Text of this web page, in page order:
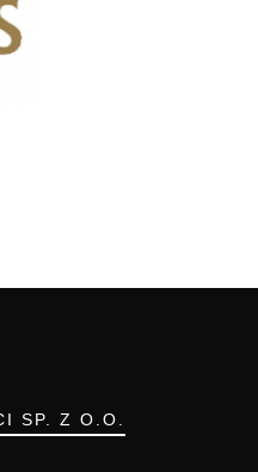
SP. Z O.O.